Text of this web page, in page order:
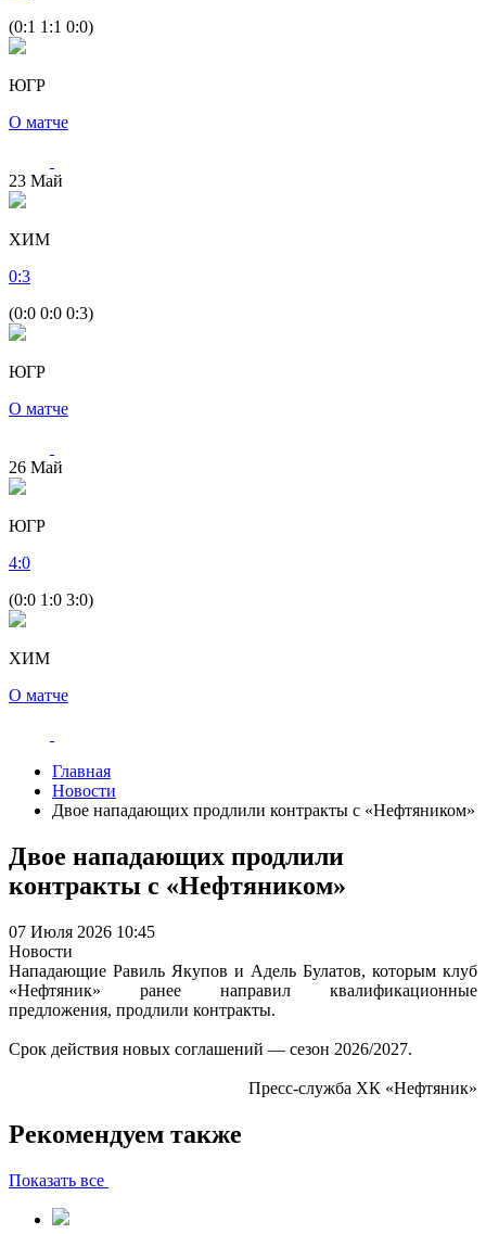
(0:1 1:1 0:0)
ЮГР
О матче
23 Май
ХИМ
0:3
(0:0 0:0 0:3)
ЮГР
О матче
26 Май
ЮГР
4:0
(0:0 1:0 3:0)
ХИМ
О матче
Главная
Новости
Двое нападающих продлили контракты с «Нефтяником»
Двое нападающих продлили
контракты с «Нефтяником»
07 Июля 2026 10:45
Новости
Нападающие Равиль Якупов и Адель Булатов, которым клуб
«Нефтяник» ранее направил квалификационные
предложения, продлили контракты.
Срок действия новых соглашений — сезон 2026/2027.
Пресс-служба ХК «Нефтяник»
Рекомендуем также
Показать все